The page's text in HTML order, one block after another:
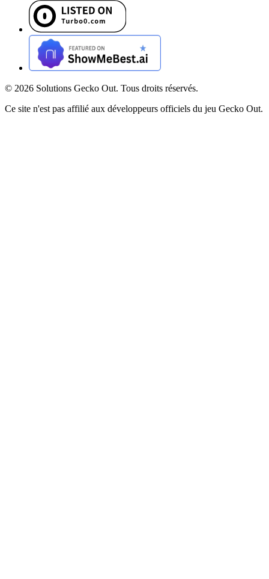
© 2026 Solutions Gecko Out. Tous droits réservés.
Ce site n'est pas affilié aux développeurs officiels du jeu Gecko Out.